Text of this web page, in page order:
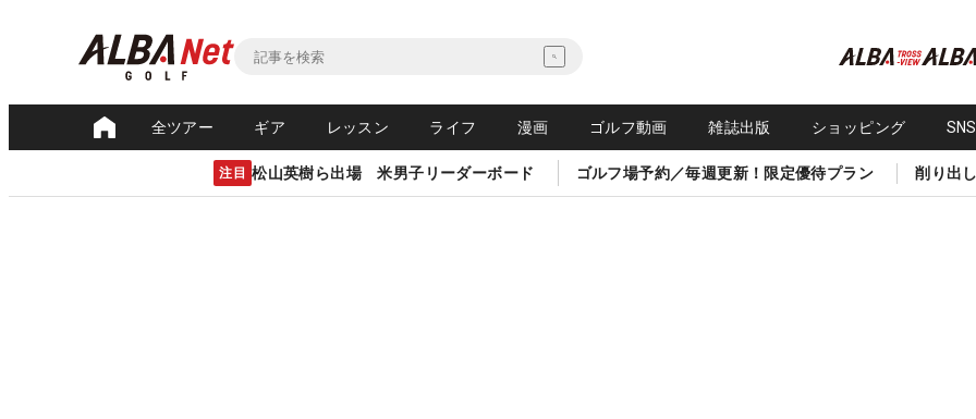
全ツアー ギア レッスン ライフ 漫画 ゴルフ動画 雑誌出版 ショッピング
注目 松山英樹ら出場 米男子リーダーボード ゴルフ場予約／毎週更新！限定優待プラン 削り出